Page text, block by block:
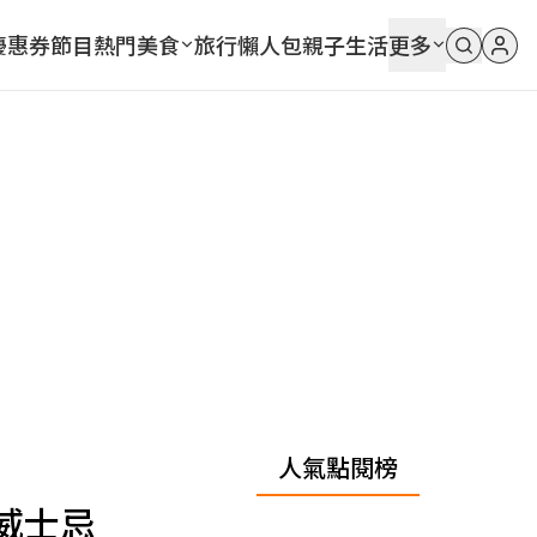
惠券節目熱門美食 旅行懶人包親子生活更多
士忌
人氣點閱榜